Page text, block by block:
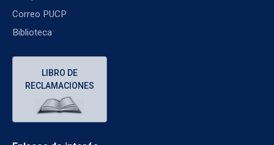
Correo PUCP
Biblioteca
LIBRO DE
RECLAMACIONES